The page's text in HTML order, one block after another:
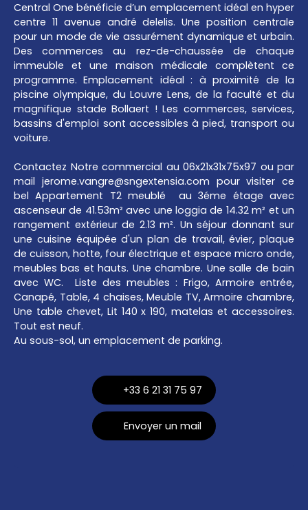
Central One bénéficie d’un emplacement idéal en hyper
centre 11 avenue andré delelis. Une position centrale
pour un mode de vie assurément dynamique et urbain.
Des commerces au rez-de-chaussée de chaque
immeuble et une maison médicale complètent ce
programme. Emplacement idéal : à proximité de la
piscine olympique, du Louvre Lens, de la faculté et du
magnifique stade Bollaert ! Les commerces, services,
bassins d'emploi sont accessibles à pied, transport ou
voiture.
Contactez Notre commercial au 06x21x31x75x97 ou par
mail jerome.vangre@sngextensia.com pour visiter ce
bel Appartement T2 meublé au 3éme étage avec
ascenseur de 41.53m² avec une loggia de 14.32 m² et un
rangement extérieur de 2.13 m². Un séjour donnant sur
une cuisine équipée d'un plan de travail, évier, plaque
de cuisson, hotte, four électrique et espace micro onde,
meubles bas et hauts. Une chambre. Une salle de bain
avec WC. Liste des meubles : Frigo, Armoire entrée,
Canapé, Table, 4 chaises, Meuble TV, Armoire chambre,
Une table chevet, Lit 140 x 190, matelas et accessoires.
Tout est neuf.
Au sous-sol, un emplacement de parking.
+33 6 21 31 75 97
Envoyer un mail